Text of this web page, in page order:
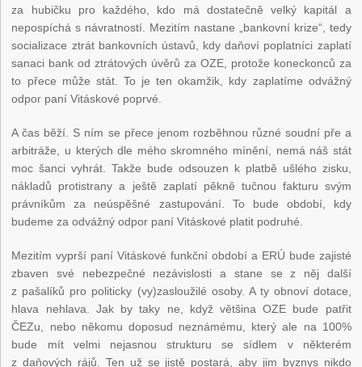
za hubičku pro každého, kdo má dostatečně velký kapitál a
nepospíchá s návratností. Mezitím nastane „bankovní krize“, tedy
socializace ztrát bankovních ústavů, kdy daňoví poplatníci zaplatí
sanaci bank od ztrátových úvěrů za OZE, protože koneckonců za
to přece může stát. To je ten okamžik, kdy zaplatíme odvážný
odpor paní Vitáskové poprvé.
A čas běží. S ním se přece jenom rozběhnou různé soudní pře a
arbitráže, u kterých dle mého skromného mínění, nemá náš stát
moc šanci vyhrát. Takže bude odsouzen k platbě ušlého zisku,
nákladů protistrany a ještě zaplatí pěkně tučnou fakturu svým
právníkům za neúspěšné zastupování. To bude období, kdy
budeme za odvážný odpor paní Vitáskové platit podruhé.
Mezitím vyprší paní Vitáskové funkční období a ERÚ bude zajisté
zbaven své nebezpečné nezávislosti a stane se z něj další
z pašalíků pro politicky (vy)zasloužilé osoby. A ty obnoví dotace,
hlava nehlava. Jak by taky ne, když většina OZE bude patřit
ČEZu, nebo někomu doposud neznámému, který ale na 100%
bude mít velmi nejasnou strukturu se sídlem v některém
z daňových rájů. Ten už se jistě postará, aby jim byznys nikdo